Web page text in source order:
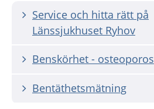
Service och hitta rätt på
Länssjukhuset Ryhov
Benskörhet - osteoporos
Bentäthetsmätning